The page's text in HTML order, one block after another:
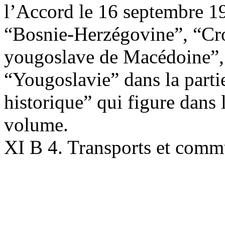
l’Accord le 16 septembre
“Bosnie-Herzégovine”,
yougoslave de
“Yougoslavie” dans la
historique” qui figure dans
volume.
XI B 4. Transports et